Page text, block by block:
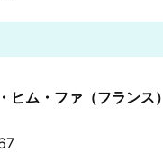
ヒム・ファ（フランス）